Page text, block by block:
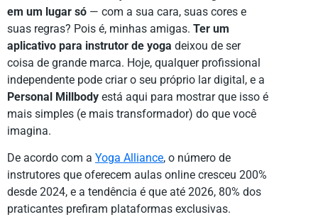
em um lugar só — com a sua cara, suas cores e
suas regras? Pois é, minhas amigas. Ter um
aplicativo para instrutor de yoga deixou de ser
coisa de grande marca. Hoje, qualquer profissional
independente pode criar o seu próprio lar digital, e a
Personal Millbody está aqui para mostrar que isso é
mais simples (e mais transformador) do que você
imagina.
De acordo com a Yoga Alliance, o número de
instrutores que oferecem aulas online cresceu 200%
desde 2024, e a tendência é que até 2026, 80% dos
praticantes prefiram plataformas exclusivas.